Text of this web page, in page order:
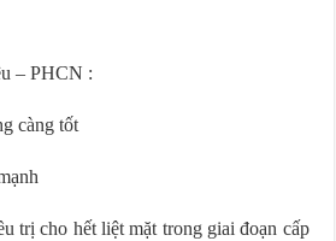
– PHCN :
càng tốt
trị cho hết liệt mặt trong giai đoạn cấp